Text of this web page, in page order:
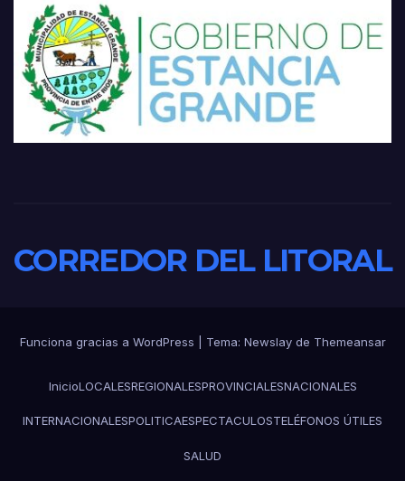
CORREDOR DEL LITORAL
Funciona gracias a WordPress Tema: Newslayde Themeansar
InicioLOCALESREGIONALESPROVINCIALESNACIONALES
INTERNACIONALESPOLITICAESPECTACULOSTELÉFONOS ÚTILES
SALUD